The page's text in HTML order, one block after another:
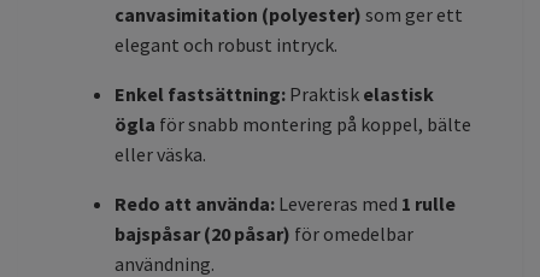
canvasimitation (polyester) som ger ett
elegant och robust intryck.
Enkel fastsättning: Praktisk elastisk
ögla för snabb montering på koppel, bälte
eller väska.
Redo att använda: Levereras med 1 rulle
bajspåsar (20 påsar) för omedelbar
användning.